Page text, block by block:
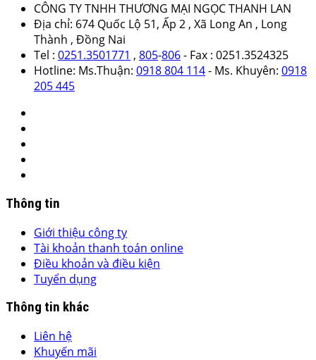
CÔNG TY TNHH THƯƠNG MẠI NGỌC THANH LAN
Địa chỉ: 674 Quốc Lộ 51, Ấp 2 , Xã Long An , Long
Thành , Đồng Nai
Tel : 0251.3501771 , 805-806- Fax : 0251.3524325
Hotline: Ms.Thuận: 0918 804 114- Ms. Khuyên: 0918
205 445
Thông tin
Giới thiệu công ty
Tài khoản thanh toán online
Điều khoản và điều kiện
Tuyển dụng
Thông tin khác
Liên hệ
Khuyến mãi